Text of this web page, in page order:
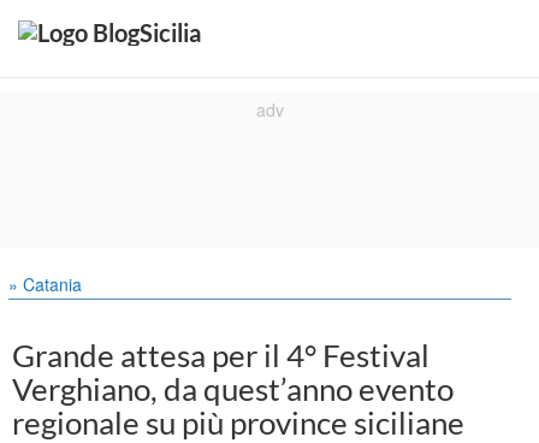
» Catania
Grande attesa per il 4° Festival
Verghiano, da quest’anno evento
regionale su più province siciliane